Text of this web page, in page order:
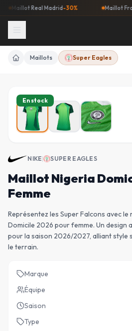
Real Madrid-30% Maillot France
Accueil
Maillots Super Eagles
En stock
NIKE| SUPER EAGLES
Maillot Nigeria
Femme
Représentez les Super Falcons avec le
Domicile 2026 pour femme. Un design
pour la saison 2026/2027, alliant
le terrain.
Marque
Équipe
Saison
Type